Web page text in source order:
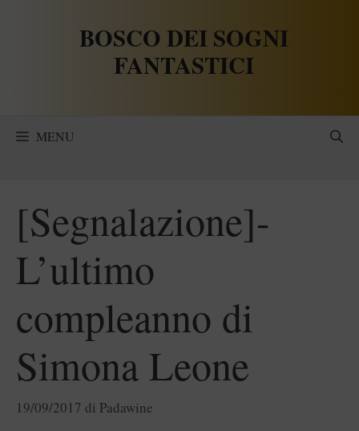
BOSCO DEI SOGNI
FANTASTICI
MENU
[Segnalazione]-
L’ultimo
compleanno di
Simona Leone
19/09/2017 di Padawine